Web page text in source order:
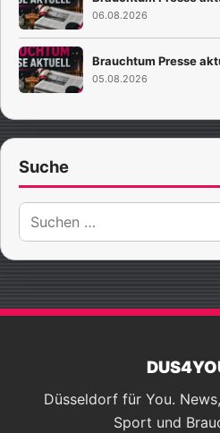
06.08.2026
Brauchtum Presse
05.08.2026
Suche
Suche
nach:
Düsseldorf für You.
Sport und